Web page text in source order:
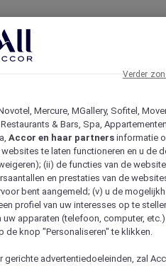
Mercure, MGallery, Sofitel,
& Bars, Spa,
Accor en haar partners informatie
te laten functioneren en u de
(ii) de functies van de
en prestaties van de
bent aangemeld; (v) u de
profiel van uw interesses op te
apparaten (telefoon, computer,
knop "Personaliseren" te klikken.
advertentiedoeleinden, zal
Verder